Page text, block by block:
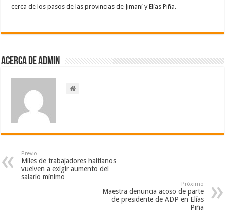
cerca de los pasos de las provincias de Jimaní y Elías Piña.
Acerca de admin
Previo
Miles de trabajadores haitianos
vuelven a exigir aumento del
salario mínimo
Próximo
Maestra denuncia acoso de parte
de presidente de ADP en Elías
Piña